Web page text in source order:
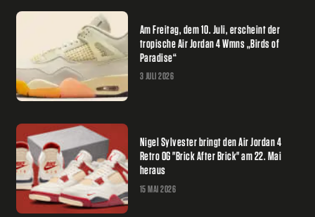
Am Freitag, dem 10. Juli, erscheint der
tropische Air Jordan 4 Wmns „Birds of
Paradise“
3 JULI 2026
Nigel Sylvester bringt den Air Jordan 4
Retro OG "Brick After Brick" am 22. Mai
heraus
15 MAI 2026